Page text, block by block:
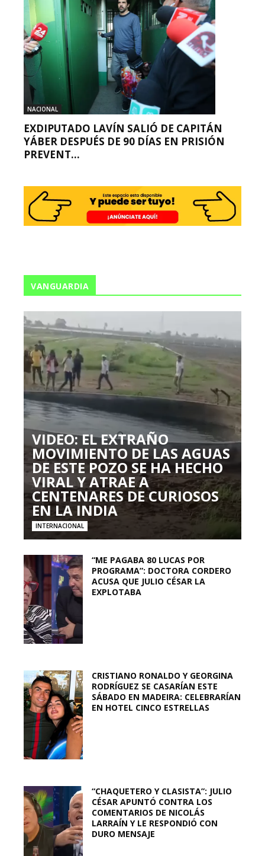
NACIONAL
EXDIPUTADO LAVÍN SALIÓ DE CAPITÁN
YÁBER DESPUÉS DE 90 DÍAS EN PRISIÓN
PREVENT...
VANGUARDIA
VIDEO: EL EXTRAÑO
MOVIMIENTO DE LAS AGUAS
DE ESTE POZO SE HA HECHO
VIRAL Y ATRAE A
CENTENARES DE CURIOSOS
EN LA INDIA
INTERNACIONAL
“ME PAGABA 80 LUCAS POR
PROGRAMA”: DOCTORA CORDERO
ACUSA QUE JULIO CÉSAR LA
EXPLOTABA
CRISTIANO RONALDO Y GEORGINA
RODRÍGUEZ SE CASARÍAN ESTE
SÁBADO EN MADEIRA: CELEBRARÍAN
EN HOTEL CINCO ESTRELLAS
“CHAQUETERO Y CLASISTA”: JULIO
CÉSAR APUNTÓ CONTRA LOS
COMENTARIOS DE NICOLÁS
LARRAÍN Y LE RESPONDIÓ CON
DURO MENSAJE